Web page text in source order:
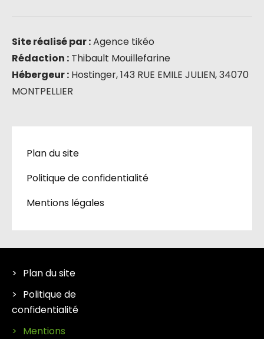
Site réalisé par :Agence tikéo
Rédaction : Thibault Mouillefarine
Hébergeur : Hostinger, 143 RUE EMILE JULIEN, 34070
MONTPELLIER
Plan du site
Politique de confidentialité
Mentions légales
Plan du site
Politique de
confidentialité
Mentions